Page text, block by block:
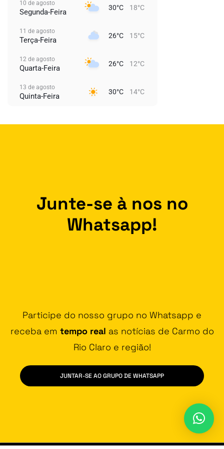
10 de agosto
Segunda-Feira 30°C 18°C
11 de agosto
Terça-Feira 26°C 15°C
12 de agosto
Quarta-Feira 26°C 12°C
13 de agosto
Quinta-Feira 30°C 14°C
Junte-se à nos no
Whatsapp!
Participe do nosso grupo no Whatsapp e
receba em tempo real as notícias de Carmo do
Rio Claro e região!
JUNTAR-SE AO GRUPO DE WHATSAPP